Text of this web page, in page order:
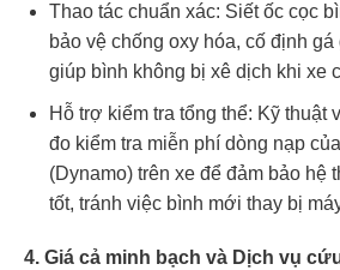
Thao tác chuẩn xác: Siết ốc cọc
bảo vệ chống oxy hóa, cố định
giúp bình không bị xê dịch khi xe
Hỗ trợ kiểm tra tổng thể: Kỹ thuật
đo kiểm tra miễn phí dòng nạp
(Dynamo) trên xe để đảm bảo hệ
tốt, tránh việc bình mới thay bị
4. Giá cả minh bạch và Dịch vụ